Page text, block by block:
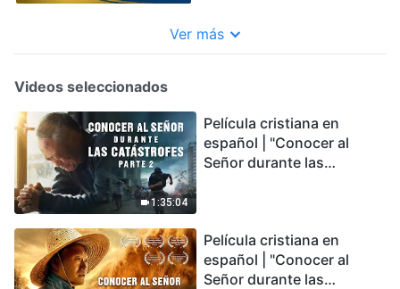
Ver más
Videos seleccionados
1:35:04
Película cristiana en
español | "Conocer al
Señor durante las
podemos sobrevivir?
Película cristiana en
español | "Conocer al
Señor durante las